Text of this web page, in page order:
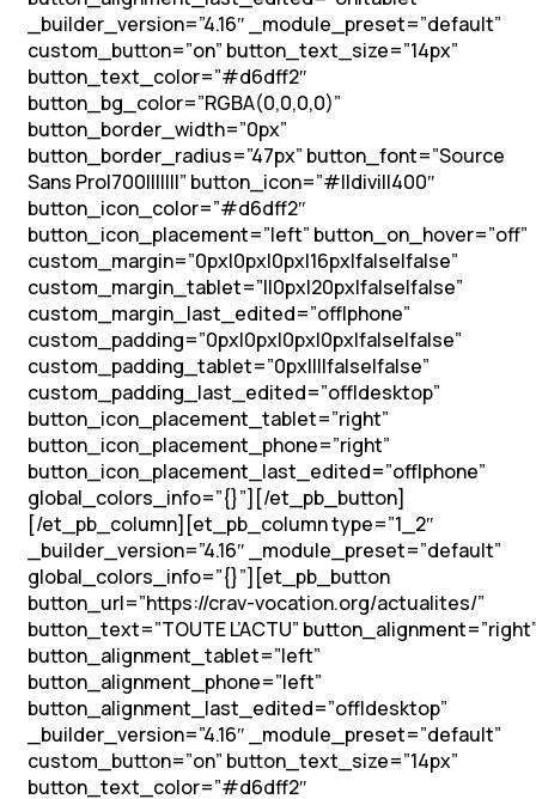
_builder_version=”4.16″ _module_preset=”default”
custom_button=”on” button_text_size=”14px”
button_text_color=”#d6dff2″
button_bg_color=”RGBA(0,0,0,0)”
button_border_width=”0px”
button_border_radius=”47px” button_font=”Source
Sans Pro|700|||||||” button_icon=”#||divi||400″
button_icon_color=”#d6dff2″
button_icon_placement=”left” button_on_hover=”off”
custom_margin=”0px|0px|0px|16px|false|false”
custom_margin_tablet=”||0px|20px|false|false”
custom_margin_last_edited=”off|phone”
custom_padding=”0px|0px|0px|0px|false|false”
custom_padding_tablet=”0px||||false|false”
custom_padding_last_edited=”off|desktop”
button_icon_placement_tablet=”right”
button_icon_placement_phone=”right”
button_icon_placement_last_edited=”off|phone”
global_colors_info=”{}”][/et_pb_button]
[/et_pb_column][et_pb_column type=”1_2″
_builder_version=”4.16″ _module_preset=”default”
global_colors_info=”{}”][et_pb_button
button_url=”https://crav-vocation.org/actualites/”
button_text=”TOUTE L’ACTU”
button_alignment_tablet=”left”
button_alignment_phone=”left”
button_alignment_last_edited=”off|desktop”
_builder_version=”4.16″ _module_preset=”default”
custom_button=”on” button_text_size=”14px”
button_text_color=”#d6dff2″